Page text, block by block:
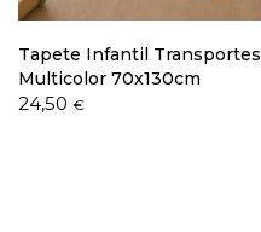
Tapete Infantil Transportes
Multicolor 70x130cm
24,50 €